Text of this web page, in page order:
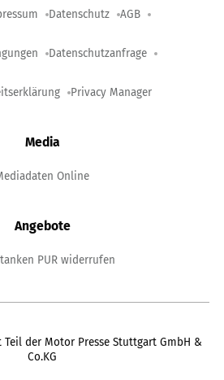
Datenschutz AGB
Datenschutzanfrage
Privacy Manager
Media
Online
Angebote
PUR widerrufen
der Motor Presse Stuttgart GmbH &
Co.KG